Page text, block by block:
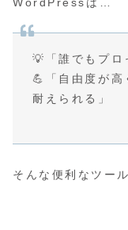
💡「誰でもプロ
💪「自由度が高
耐えられる」
そんな便利なツー